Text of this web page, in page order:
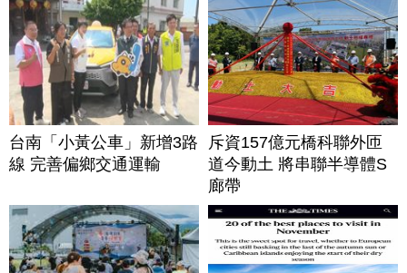
台南「小黃公車」新增3路
線 完善偏鄉交通運輸
斥資157億元橋科聯外匝
道今動土 將串聯半導體S
廊帶